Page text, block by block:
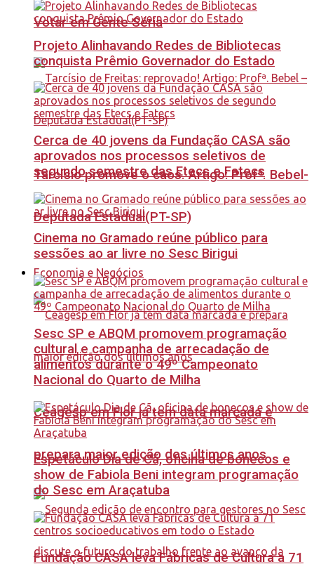
Votar em Gente Séria
Tarcísio promove o caos. Artigo: Profª. Bebel-
Deputada Estadual(PT-SP)
Economia e Negócios
Ceagesp em Flor já tem data marcada e
prepara maior edição dos últimos anos
Projeto Alinhavando Redes de Bibliotecas
conquista Prêmio Governador do Estado
Cerca de 40 jovens da Fundação CASA são
aprovados nos processos seletivos de
segundo semestre das Etecs e Fatecs
Cinema no Gramado reúne público para
sessões ao ar livre no Sesc Birigui
Sesc SP e ABQM promovem programação
cultural e campanha de arrecadação de
alimentos durante o 49º Campeonato
Nacional do Quarto de Milha
Espetáculo Dia de Cã, oficina de bonecos e
show de Fabiola Beni integram programação
do Sesc em Araçatuba
Fundação CASA leva Fábricas de Cultura a 71